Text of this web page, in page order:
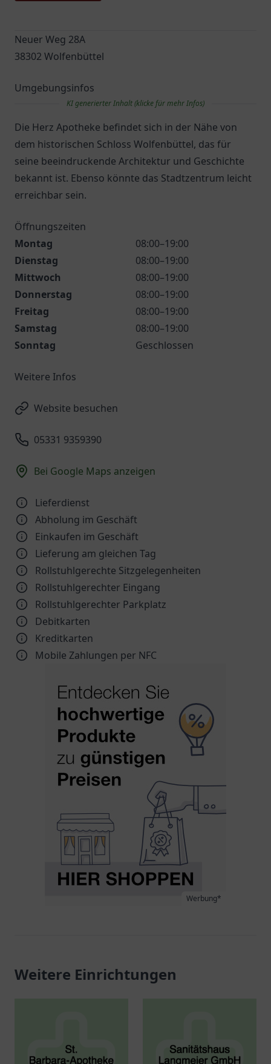
Neuer Weg 28A
38302 Wolfenbüttel
Umgebungsinfos
KI generierter Inhalt (klicke für mehr Infos)
Die Herz Apotheke befindet sich in der Nähe von
dem historischen Schloss Wolfenbüttel, das für
seine beeindruckende Architektur und Geschichte
bekannt ist. Ebenso könnte das Stadtzentrum leicht
erreichbar sein.
Öffnungszeiten
Montag
08:00–19:00
Dienstag
08:00–19:00
Mittwoch
08:00–19:00
Donnerstag
08:00–19:00
Freitag
08:00–19:00
Samstag
08:00–19:00
Sonntag
Geschlossen
Weitere Infos
Website besuchen
05331 9359390
Bei Google Maps anzeigen
Lieferdienst
Abholung im Geschäft
Einkaufen im Geschäft
Lieferung am gleichen Tag
Rollstuhlgerechte Sitzgelegenheiten
Rollstuhlgerechter Eingang
Rollstuhlgerechter Parkplatz
Debitkarten
Kreditkarten
Mobile Zahlungen per NFC
Werbung*
Weitere Einrichtungen